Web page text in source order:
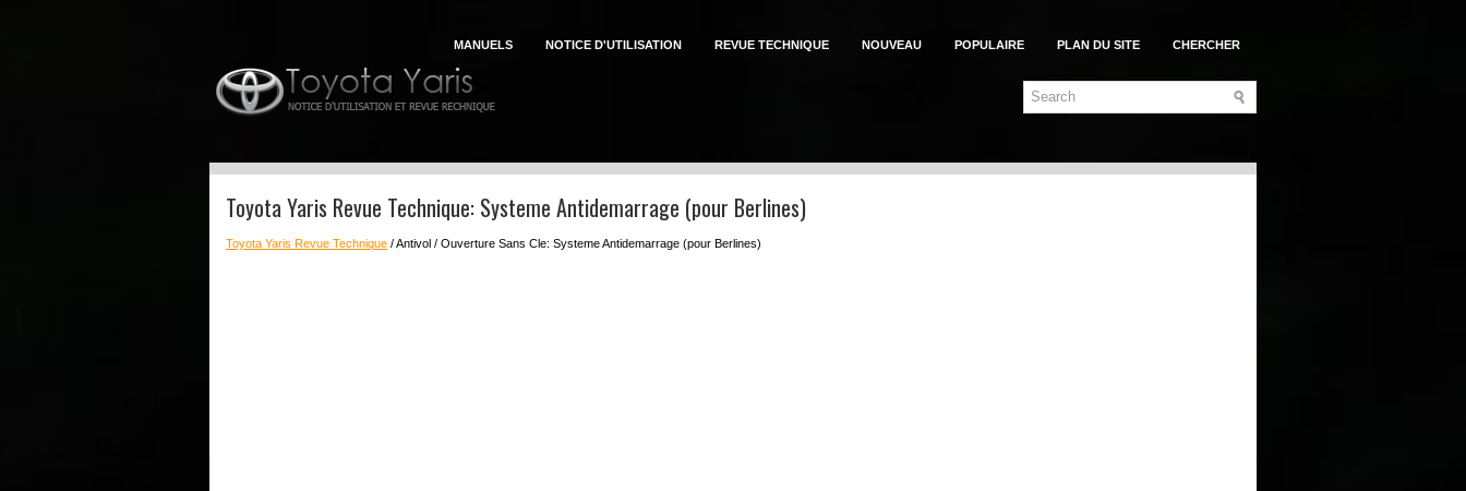
MANUELS NOTICE D'UTILISATION REVUE TECHNIQUE NOUVEAU POPULAIRE PLAN DU SITE CHERCHER
Toyota Yaris Revue Technique: Systeme Antidemarrage (pour Berlines)
Toyota Yaris Revue Technique / Antivol / Ouverture Sans Cle: Systeme Antidemarrage (pour Berlines)